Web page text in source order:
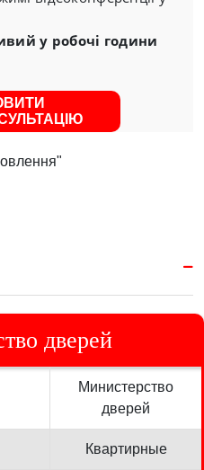
у робочі години
дверей
Министерство
дверей
Квартирные